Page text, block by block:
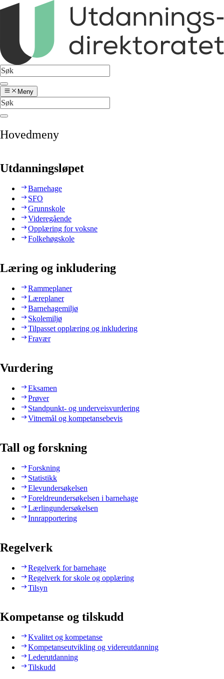
Meny
Hovedmeny
Utdanningsløpet
Barnehage
SFO
Grunnskole
Videregående
Opplæring for voksne
Folkehøgskole
Læring og inkludering
Rammeplaner
Læreplaner
Barnehagemiljø
Skolemiljø
Tilpasset opplæring og inkludering
Fravær
Vurdering
Eksamen
Prøver
Standpunkt- og underveisvurdering
Vitnemål og kompetansebevis
Tall og forskning
Forskning
Statistikk
Elevundersøkelsen
Foreldreundersøkelsen i barnehage
Lærlingundersøkelsen
Innrapportering
Regelverk
Regelverk for barnehage
Regelverk for skole og opplæring
Tilsyn
Kompetanse og tilskudd
Kvalitet og kompetanse
Kompetanseutvikling og videreutdanning
Lederutdanning
Tilskudd